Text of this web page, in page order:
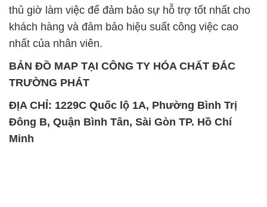
thủ giờ làm việc để đảm bảo sự hỗ trợ tốt nhất cho
khách hàng và đảm bảo hiệu suất công việc cao
nhất của nhân viên.
BẢN ĐỒ MAP TẠI CÔNG TY HÓA CHẤT ĐẮC
TRƯỜNG PHÁT
ĐỊA CHỈ: 1229C Quốc lộ 1A, Phường Bình Trị
Đông B, Quận Bình Tân, Sài Gòn TP. Hồ Chí
Minh